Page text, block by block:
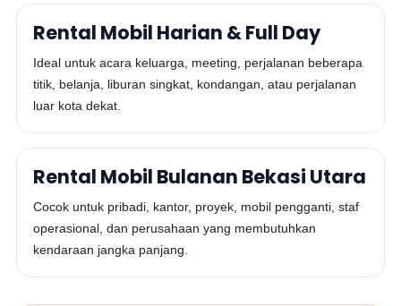
Rental Mobil Harian & Full Day
Ideal untuk acara keluarga, meeting, perjalanan beberapa
titik, belanja, liburan singkat, kondangan, atau perjalanan
luar kota dekat.
Rental Mobil Bulanan Bekasi Utara
Cocok untuk pribadi, kantor, proyek, mobil pengganti, staf
operasional, dan perusahaan yang membutuhkan
kendaraan jangka panjang.